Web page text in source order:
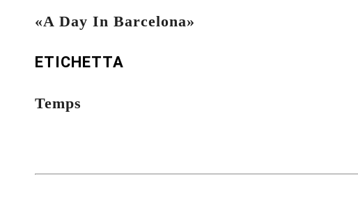
«A Day In Barcelona»
ETICHETTA
Temps